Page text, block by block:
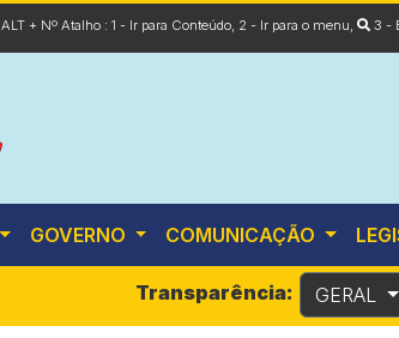
ALT + Nº Atalho : 1 - Ir para Conteúdo 2 - Ir para o menu 3 -
GOVERNO COMUNICAÇÃO
Transparência: GERAL